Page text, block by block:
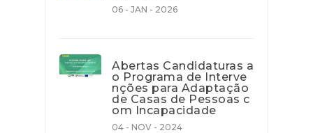
06 - JAN - 2026
Abertas Candidaturas a
o Programa de Interve
nções para Adaptação
de Casas de Pessoas c
om Incapacidade
04 - NOV - 2024